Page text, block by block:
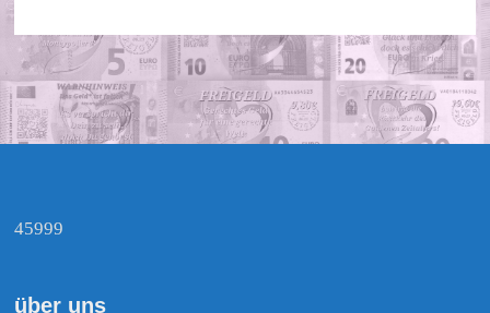
45999
über uns